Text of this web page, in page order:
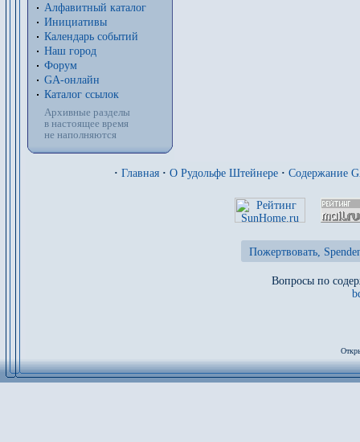
Алфавитный каталог
Инициативы
Календарь событий
Наш город
Форум
GA-онлайн
Каталог ссылок
Архивные разделы
в настоящее время
не наполняются
· Главная · О Рудольфе Штейнере · Содержание
Пожертвовать,
Вопросы по